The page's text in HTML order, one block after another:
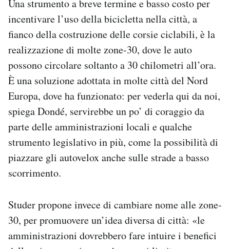
Una strumento a breve termine e basso costo per
incentivare l’uso della bicicletta nella città, a
fianco della costruzione delle corsie ciclabili, è la
realizzazione di molte zone-30, dove le auto
possono circolare soltanto a 30 chilometri all’ora.
È una soluzione adottata in molte città del Nord
Europa, dove ha funzionato: per vederla qui da noi,
spiega Dondé, servirebbe un po’ di coraggio da
parte delle amministrazioni locali e qualche
strumento legislativo in più, come la possibilità di
piazzare gli autovelox anche sulle strade a basso
scorrimento.
Studer propone invece di cambiare nome alle zone-
30, per promuovere un’idea diversa di città: «le
amministrazioni dovrebbero fare intuire i benefici